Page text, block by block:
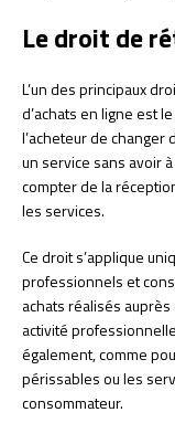
Le droit de
L’un des principaux
d’achats en ligne est le
l’acheteur de changer
un service sans avoir
compter de la
les services.
Ce droit s’applique
professionnels et
achats réalisés auprès
activité
également, comme
périssables ou les
consommateur.